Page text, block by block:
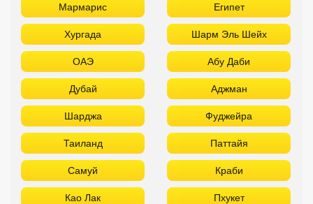
Мармарис Египет
Хургада Шарм Эль Шейх
ОАЭ Абу Даби
Дубай Аджман
Шарджа Фуджейра
Таиланд Паттайя
Самуй Краби
Као Лак Пхукет